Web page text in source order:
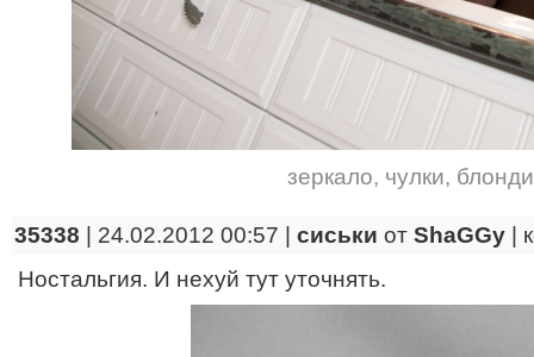
зеркало, чулки,
35338 | 24.02.2012 00:57 | сиськи от ShaGGy
Ностальгия. И нехуй тут уточнять.